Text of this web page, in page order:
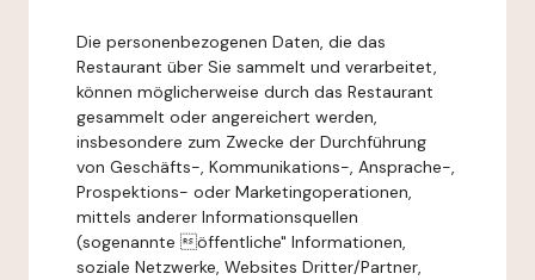
Die personenbezogenen Daten, die das
Restaurant über Sie sammelt und verarbeitet,
können möglicherweise durch das Restaurant
gesammelt oder angereichert werden,
insbesondere zum Zwecke der Durchführung
von Geschäfts-, Kommunikations-, Ansprache-,
Prospektions- oder Marketingoperationen,
mittels anderer Informationsquellen
(sogenannte öffentliche" Informationen,
soziale Netzwerke, Websites Dritter/Partner,